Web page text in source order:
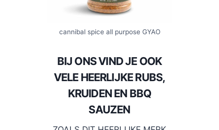
cannibal spice all purpose GYAO
BIJ ONS VIND JE OOK
VELE HEERLIJKE RUBS,
KRUIDEN EN BBQ
SAUZEN